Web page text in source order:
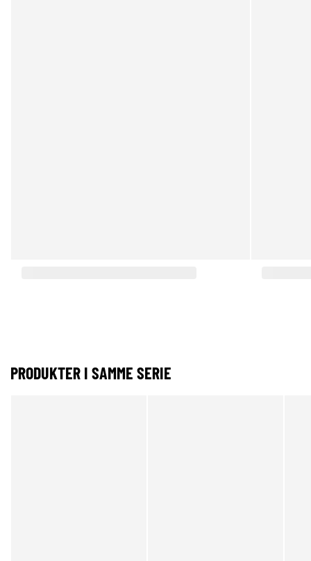
PRODUKTER I SAMME SERIE